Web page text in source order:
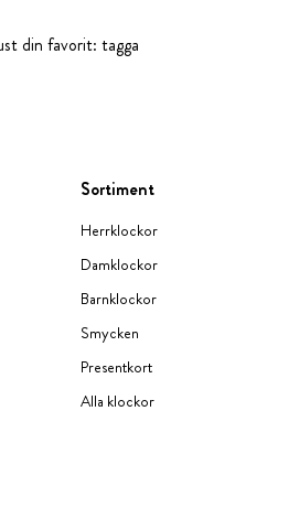
din favorit: tagga
Sortiment
Herrklockor
Damklockor
Barnklockor
Smycken
Presentkort
Alla klockor